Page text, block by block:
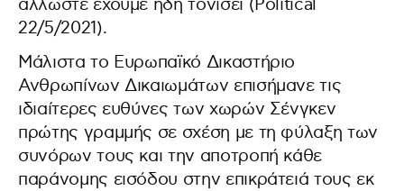
άλλωστε έχουμε ήδη τονίσει (Political
22/5/2021).
Μάλιστα το Ευρωπαϊκό Δικαστήριο
Ανθρωπίνων Δικαιωμάτων επισήμανε τις
ιδιαίτερες ευθύνες των χωρών Σένγκεν
πρώτης γραμμής σε σχέση με τη φύλαξη των
συνόρων τους και την αποτροπή κάθε
παράνομης εισόδου στην επικράτειά τους εκ